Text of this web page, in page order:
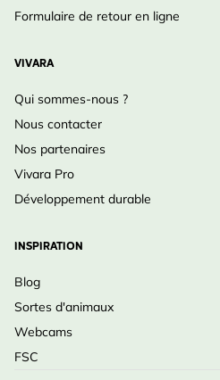
Formulaire de retour en ligne
VIVARA
Qui sommes-nous ?
Nous contacter
Nos partenaires
Vivara Pro
Développement durable
INSPIRATION
Blog
Sortes d'animaux
Webcams
FSC